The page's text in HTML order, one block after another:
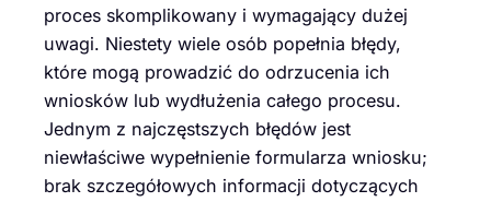
proces skomplikowany i wymagający dużej
uwagi. Niestety wiele osób popełnia błędy,
które mogą prowadzić do odrzucenia ich
wniosków lub wydłużenia całego procesu.
Jednym z najczęstszych błędów jest
niewłaściwe wypełnienie formularza wniosku;
brak szczegółowych informacji dotyczących